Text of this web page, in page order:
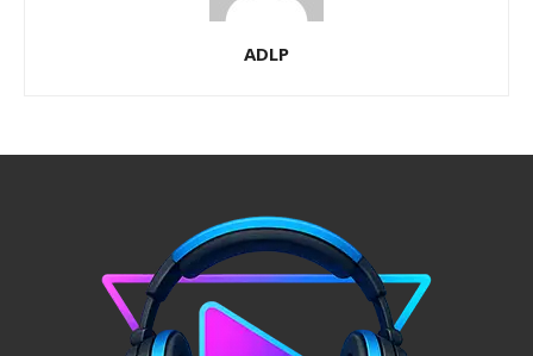
ADLP